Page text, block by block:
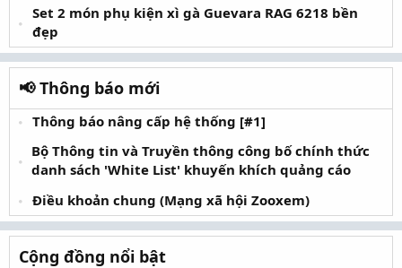
Set 2 món phụ kiện xì gà Guevara RAG 6218 bền
đẹp
📢 Thông báo mới
Thông báo nâng cấp hệ thống [#1]
Bộ Thông tin và Truyền thông công bố chính thức
danh sách 'White List' khuyến khích quảng cáo
Điều khoản chung (Mạng xã hội Zooxem)
Cộng đồng nổi bật